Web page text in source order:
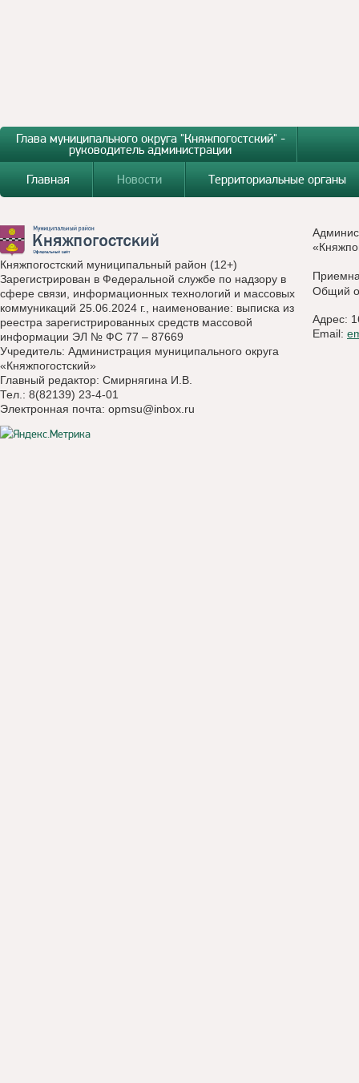
Глава муниципального округа "Княжпогостский" -
руководитель администрации
Главная
Новости Территориальные органы
Княжпогостский муниципальный район (12+)
Зарегистрирован в Федеральной службе по надзору в
сфере связи, информационных технологий и массовых
коммуникаций 25.06.2024 г., наименование: выписка из
реестра зарегистрированных средств массовой
информации ЭЛ № ФС 77 – 87669
Учредитель: Администрация муниципального округа
«Княжпогостский»
Главный редактор: Смирнягина И.В.
Тел.: 8(82139) 23-4-01
Электронная почта: opmsu@inbox.ru
Общий
Адрес:
Email: